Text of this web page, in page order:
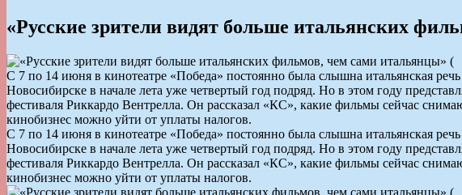
«Русские зрители видят больше итальянских
С 7 по 14 июня в кинотеатре «Победа» постоянно была слышна итальянская
Новосибирске в начале лета уже четвертый год подряд. Но в этом году
фестиваля Риккардо Вентрелла. Он рассказал «КС», какие фильмы сейчас
кинобизнес можно уйти от уплаты налогов.
С 7 по 14 июня в кинотеатре «Победа» постоянно была слышна итальянская
Новосибирске в начале лета уже четвертый год подряд. Но в этом году
фестиваля Риккардо Вентрелла. Он рассказал «КС», какие фильмы сейчас
кинобизнес можно уйти от уплаты налогов.